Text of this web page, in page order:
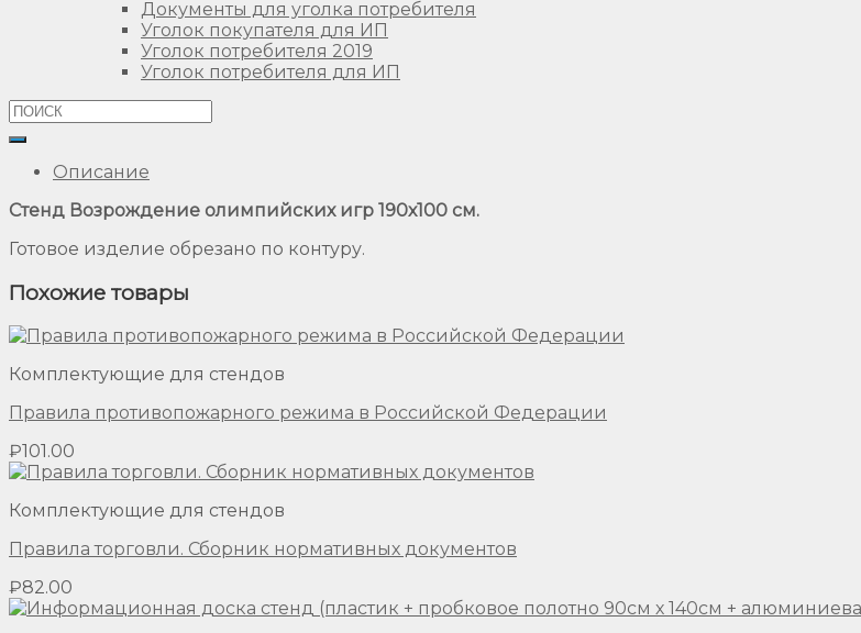
Документы для уголка потребителя
Уголок покупателя для ИП
Уголок потребителя 2019
Уголок потребителя для ИП
Описание
Стенд Возрождение олимпийских игр 190х100 см.
Готовое изделие обрезано по контуру.
Похожие товары
Комплектующие для стендов
Правила противопожарного режима в Российской Федерации
₽101.00
Комплектующие для стендов
Правила торговли. Сборник нормативных документов
₽82.00